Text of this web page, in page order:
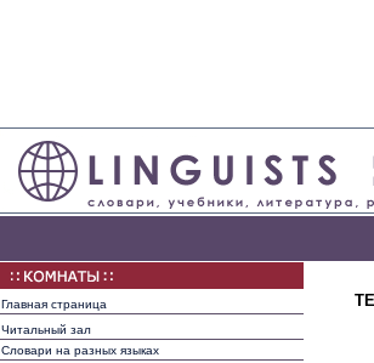
Главная страница
Читальный зал
Словари на разных языках